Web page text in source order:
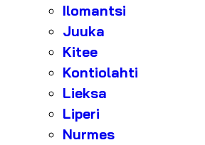
Ilomantsi
Juuka
Kitee
Kontiolahti
Lieksa
Liperi
Nurmes